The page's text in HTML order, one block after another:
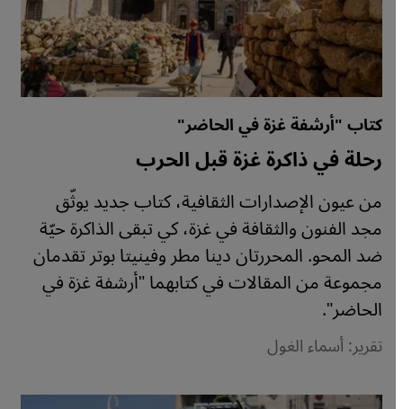
كتاب "أرشفة غزة في الحاضر"
رحلة في ذاكرة غزة قبل الحرب
من عيون الإصدارات الثقافية، كتاب جديد يوثّق
مجد الفنون والثقافة في غزة، كي تبقى الذاكرة حيّة
ضد المحو. المحررتان دينا مطر وفينيتا بوتر تقدمان
مجموعة من المقالات في كتابهما "أرشفة غزة في
الحاضر".
تقرير: أسماء الغول